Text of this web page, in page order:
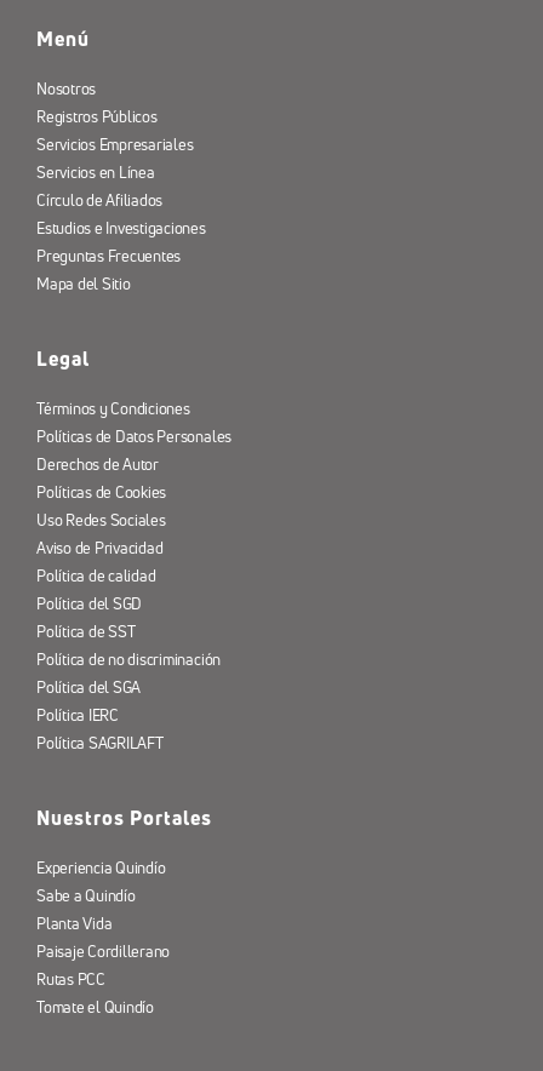
Menú
Nosotros
Registros Públicos
Servicios Empresariales
Servicios en Línea
Círculo de Afiliados
Estudios e Investigaciones
Preguntas Frecuentes
Mapa del Sitio
Legal
Términos y Condiciones
Políticas de Datos Personales
Derechos de Autor
Políticas de Cookies
Uso Redes Sociales
Aviso de Privacidad
Política de calidad
Política del SGD
Política de SST
Política de no discriminación
Política del SGA
Política IERC
Política SAGRILAFT
Nuestros Portales
Experiencia Quindío
Sabe a Quindío
Planta Vida
Paisaje Cordillerano
Rutas PCC
Tomate el Quindío